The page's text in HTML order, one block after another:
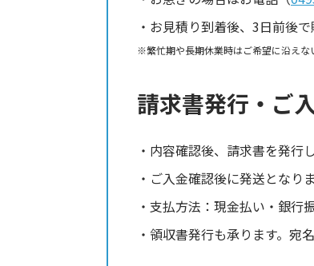
お見積り到着後、3日前後で
繁忙期や長期休業時はご希望に沿えな
請求書発行・ご
内容確認後、請求書を発行し
ご入金確認後に発送となりま
支払方法：現金払い・銀行
領収書発行も承ります。宛